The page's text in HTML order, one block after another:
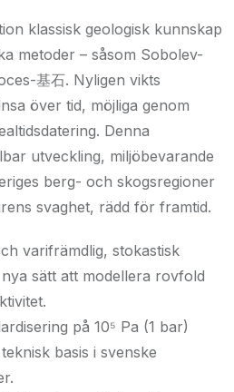
klassisk geologisk kunnskap
metoder – såsom Sobolev-
基石. Nyligen vikts
över tid, möjliga genom
Denna
utveckling, miljöbevarande
berg- och skogsregioner
svaghet, rädd för framtid.
varifrämdlig, stokastisk
sätt att modellera rovfold
på 10⁵ Pa (1 bar)
basis i svenske